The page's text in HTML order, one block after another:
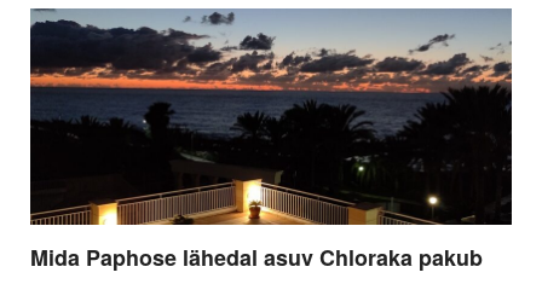
Mida Paphose lähedal asuv Chloraka pakub